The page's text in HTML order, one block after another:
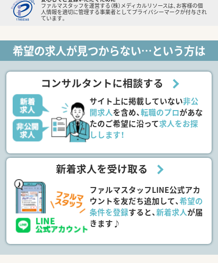
ファルマスタッフを運営する（株）メディカルリソースは、お客様の個
人情報を適切に管理する事業者としてプライバシーマークが付与され
ています。
希望の求人が見つからない…という方は
コンサルタントに相談する
サイト上に掲載していない非公
開求人を含め、転職のプロがあな
たのご希望に沿って求人をお探
しします！
新着求人を受け取る
ファルマスタッフLINE公式アカ
ウントを友だち追加して、希望の
条件を登録すると、新着求人が届
きます♪